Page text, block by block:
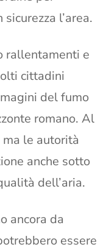
l’area.
rallentamenti e
cittadini
del fumo
romano. Al
le autorità
anche sotto
dell’aria.
ancora da
essere